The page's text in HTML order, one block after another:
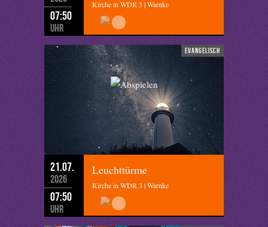
07:50
Uhr
Kirche in WDR 3 | Warnke
evangelisch
21.07.
2026
07:50
Uhr
Leuchttürme
Kirche in WDR 3 | Warnke